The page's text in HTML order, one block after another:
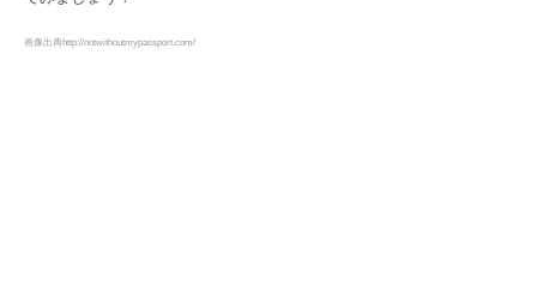
画像出典http://notwithoutmypassport.com/